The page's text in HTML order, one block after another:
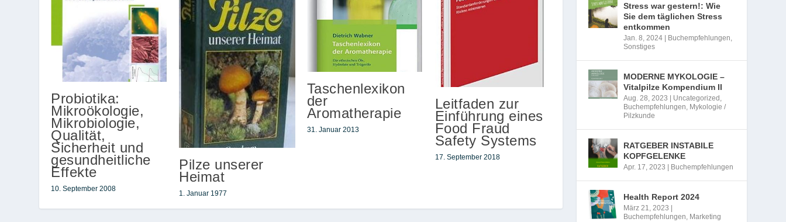
Probiotika:
Mikroökologie,
Mikrobiologie,
Qualität,
Sicherheit und
gesundheitliche
Effekte
10. September 2008
Pilze unserer
Heimat
1. Januar 1977
Taschenlexikon
der
Aromatherapie
31. Januar 2013
Leitfaden zur
Einführung eines
Food Fraud
Safety Systems
17. September 2018
Stress war gestern!: Wie
Sie dem täglichen Stress
entkommen
Jan. 8, 2024 Buchempfehlungen,
Sonstiges
MODERNE MYKOLOGIE –
Vitalpilze Kompendium II
Aug. 28, 2023 Uncategorized ,
Buchempfehlungen, Mykologie /
Pilzkunde
RATGEBER INSTABILE
KOPFGELENKE
Apr. 17, 2023 Buchempfehlungen
Health Report 2024
März 21, 2023
Buchempfehlungen, Marketing